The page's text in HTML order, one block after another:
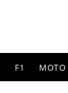
F1 MOTO